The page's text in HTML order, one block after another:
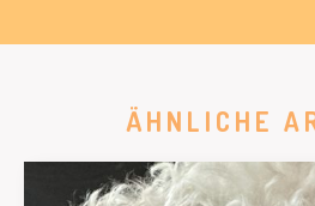
ÄHNLICHE